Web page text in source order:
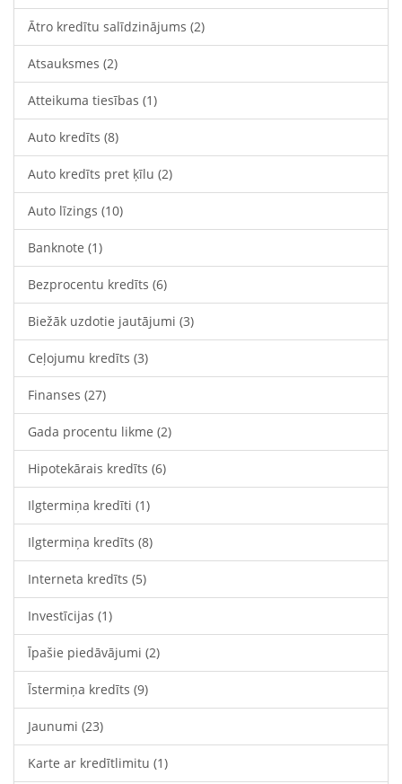
Ātro kredītu salīdzinājums (2)
Atsauksmes (2)
Atteikuma tiesības (1)
Auto kredīts (8)
Auto kredīts pret ķīlu (2)
Auto līzings (10)
Banknote (1)
Bezprocentu kredīts (6)
Biežāk uzdotie jautājumi (3)
Ceļojumu kredīts (3)
Finanses (27)
Gada procentu likme (2)
Hipotekārais kredīts (6)
Ilgtermiņa kredīti (1)
Ilgtermiņa kredīts (8)
Interneta kredīts (5)
Investīcijas (1)
Īpašie piedāvājumi (2)
Īstermiņa kredīts (9)
Jaunumi (23)
Karte ar kredītlimitu (1)